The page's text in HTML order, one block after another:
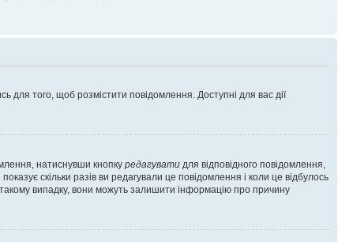
для того, щоб розмістити повідомлення. Доступні для вас дії
натиснувши кнопку редагувати для відповідного повідомлення,
скільки разів ви редагували це повідомлення і коли це відбулось
випадку, вони можуть залишити інформацію про причину